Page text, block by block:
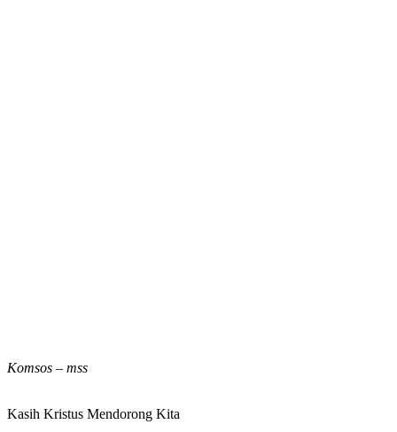
Komsos – mss
Kasih Kristus Mendorong Kita